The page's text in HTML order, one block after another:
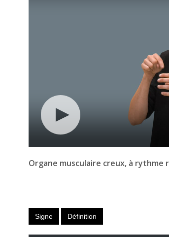
Organe musculaire creux, à rythme
Signe Définition